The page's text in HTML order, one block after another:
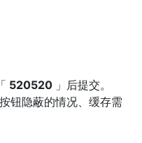
520520 」后提交。
钮隐蔽的情况、缓存需